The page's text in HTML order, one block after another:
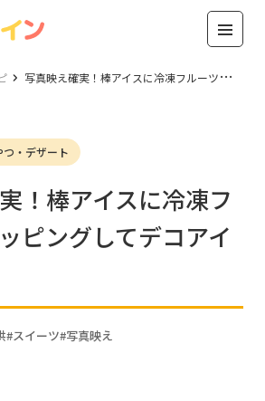
写真映え確実！棒アイスに冷凍フルーツをトッピングしてデコアイスを作ろう
つ・デザート
！棒アイスに冷凍フ
ピングしてデコアイ
スイーツ 写真映え